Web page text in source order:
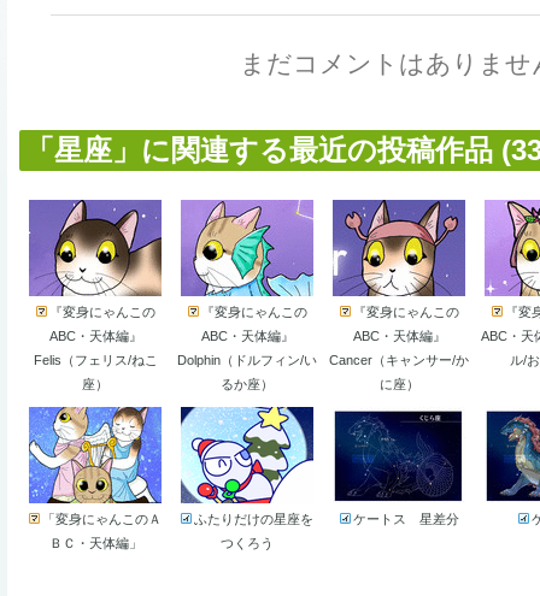
まだコメントはありませ
「星座」に関連する最近の投稿作品
『変身にゃんこの
ABC・天体編』
Felis（フェリス/ねこ
座）
『変身にゃんこの
ABC・天体編』
Dolphin（ドルフィン/い
るか座）
『変身にゃんこの
ABC・天体編』
Cancer（キャンサー/か
に座）
『変
ABC・天
ル/
「変身にゃんこのＡ
ＢＣ・天体編」
ふたりだけの星座を
つくろう
ケートス 星差分